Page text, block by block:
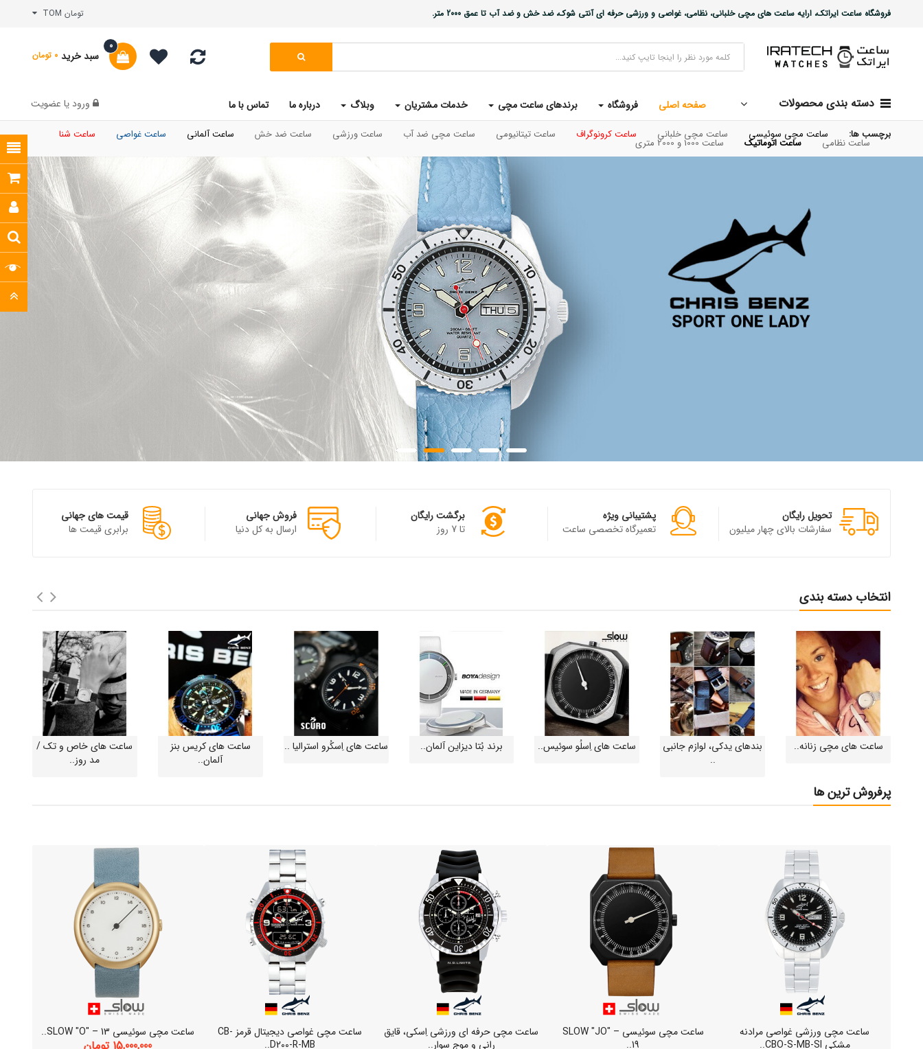
فروشگاه ساعت ایراتک، ارایه ساعت های مچی خلبانی، نظامی، غواصی و ورزشی حرفه ای آنتی شوک، ضد خش و ضد آب تا عمق 2000 متر. تومان TOM
سبد خرید
0
0 تومان
دسته بندی محصولات صفحه اصلی فروشگاه برندهای ساعت مچی خدمات مشتریان وبلاگ درباره ما تماس با ما ورود یا عضویت
برچسب ها: ساعت مچی سوئیسی ساعت مچی خلبانی ساعتکرونوگراف ساعت تیتانیومی ساعت مچی ضد آب ساعت ورزشی ساعت ضد خش ساعتآلمانی ساعتغواصی ساعت شنا
ساعت نظامی ساعتاتوماتیک ساعت 1000 و 2000 متری
تحویل رایگان
سفارشات بالای چهار میلیون
پشتیبانی ویژه
تعمیرگاه تخصصی ساعت
برگشت رایگان
تا 7 روز
فروش جهانی
ارسال به کل دنیا
قیمت های جهانی
برابری قیمت ها
انتخاب دسته بندی
ساعت های خاص و تک /
مد روز..
ساعت های کریس بنز
آلمان..
ساعت های اِسکُرو استرالیا .. برند بُتا دیزاین آلمان.. ساعت های اِسلُو سوئیس..
بندهای یدکی، لوازم جانبی
..
ساعت های مچی زنانه..
پرفروش ترین ها
ساعت مچی ورزشی غواصی مرادنه
مشکی CBO-S-MB-SI..
ساعت مچی سوئیسی SLOW "JO" –
19..
ساعت مچی حرفه ای ورزشی اِسکی، قایق
رانی و موج سوار..
ساعت مچی غواصی دیجیتال قرمز CB-
D200-R-MB..
ساعت مچی سوئیسی SLOW "O" – 13..